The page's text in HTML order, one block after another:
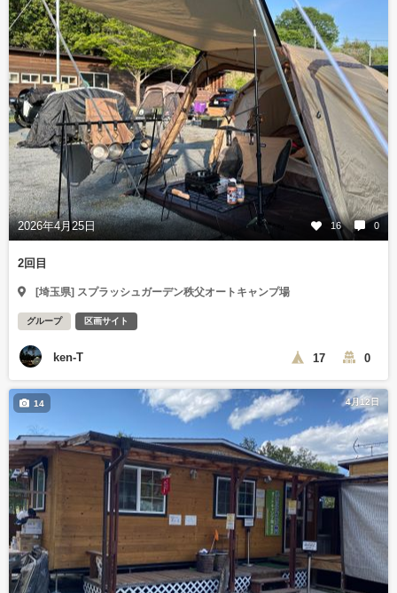
2026年4月25日 16 0
2回目
[埼玉県] スプラッシュガーデン秩父オートキャンプ場
グループ 区画サイト
ken-T 17 0
4月12日
14